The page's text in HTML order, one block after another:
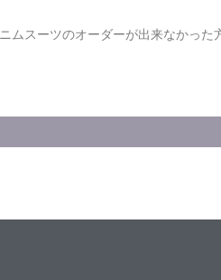
ムスーツのオーダーが出来なかった